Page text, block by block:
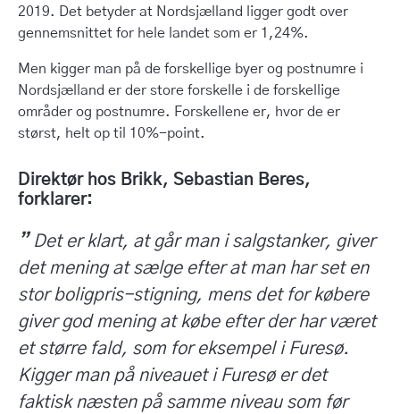
2019. Det betyder at Nordsjælland ligger godt over
gennemsnittet for hele landet som er 1,24%.
Men kigger man på de forskellige byer og postnumre i
Nordsjælland er der store forskelle i de forskellige
områder og postnumre. Forskellene er, hvor de er
størst, helt op til 10%-point.
Direktør hos Brikk, Sebastian Beres,
forklarer:
” Det er klart, at går man i salgstanker, giver
det mening at sælge efter at man har set en
stor boligpris-stigning, mens det for købere
giver god mening at købe efter der har været
et større fald, som for eksempel i Furesø.
Kigger man på niveauet i Furesø er det
faktisk næsten på samme niveau som før